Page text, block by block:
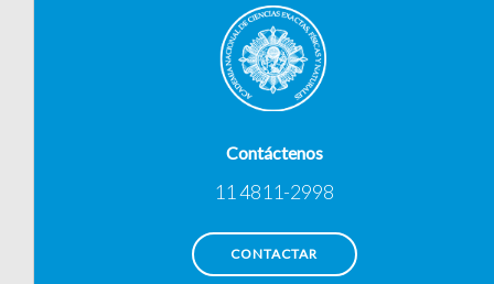
Contáctenos
11 4811-2998
CONTACTAR